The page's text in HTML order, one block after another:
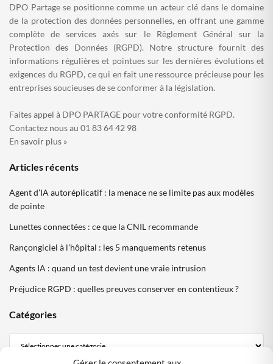
DPO Partage se positionne comme un acteur clé dans le domaine
de la protection des données personnelles, en offrant une gamme
complète de services axés sur le Règlement Général sur la
Protection des Données (RGPD). Notre structure fournit des
informations régulières et pointues sur les dernières évolutions et
exigences du RGPD, ce qui en fait une ressource précieuse pour les
entreprises soucieuses de se conformer à la législation.
Faites appel à DPO PARTAGE pour votre conformité RGPD.
Contactez nous au 01 83 64 42 98
En savoir plus »
Articles récents
Agent d’IA autoréplicatif : la menace ne se limite pas aux modèles
de pointe
Lunettes connectées : ce que la CNIL recommande
Rançongiciel à l’hôpital : les 5 manquements retenus
Agents IA : quand un test devient une vraie intrusion
Préjudice RGPD : quelles preuves conserver en contentieux ?
Catégories